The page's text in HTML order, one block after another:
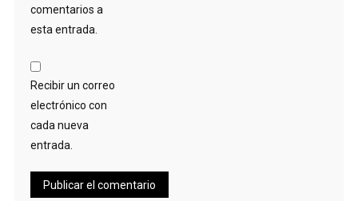
comentarios a
esta entrada.
Recibir un correo
electrónico con
cada nueva
entrada.